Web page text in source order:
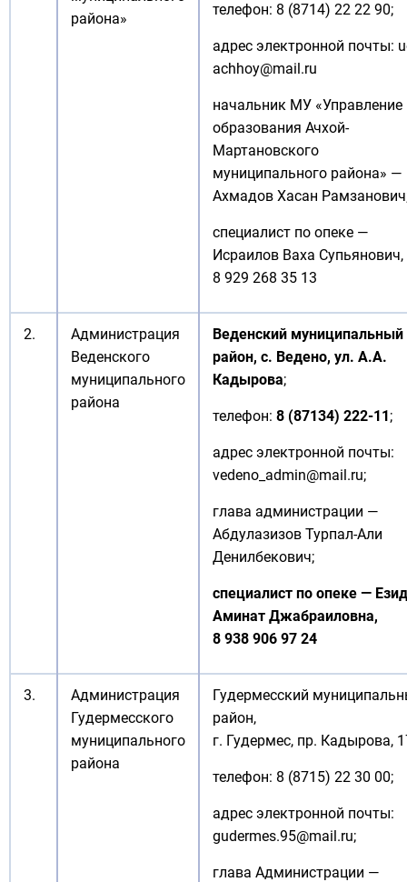
района»
телефон: 8 (8714) 22 22 90;
адрес электронной почты:
achhoy@mail.ru
начальник МУ «Управление
образования Ачхой-
Мартановского
муниципального района» —
Ахмадов Хасан
специалист по опеке —
Исраилов Ваха Супьянович,
8 929 268 35 13
2.
Администрация
Веденского
муниципального
района
Веденский муниципальный
район, с. Ведено, ул. А.А.
Кадыровa;
телефон: 8 (87134) 222-11;
адрес электронной почты:
vedeno_admin@mail.ru;
глава администрации —
Абдулазизов Турпал-Али
Денилбекович;
специалист по опеке —
Аминат Джабраиловна,
8 938 906 97 24
3.
Администрация
Гудермесского
муниципального
района
Гудермесский
район,
г. Гудермес, пр. Кадырова,
телефон: 8 (8715) 22 30 00;
адрес электронной почты:
gudermes.95@mail.ru;
глава Администрации —